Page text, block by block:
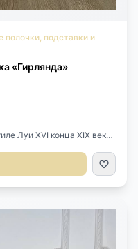
полочки, подставки и
«Гирлянда»
Луи XVI конца XIX века,